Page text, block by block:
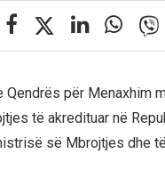
Qendrës për Menaxhim
të akredituar në
së Mbrojtjes dhe